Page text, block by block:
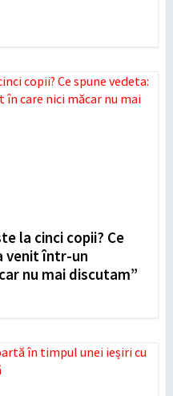
la cinci copii? Ce
venit într-un
nu mai discutam”